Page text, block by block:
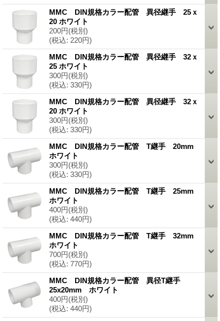
MMC DIN規格カラー配管 異径継手 25ｘ
20 ホワイト
200円(税別)
(税込: 220円)
MMC DIN規格カラー配管 異径継手 32ｘ
25 ホワイト
300円(税別)
(税込: 330円)
MMC DIN規格カラー配管 異径継手 32ｘ
20 ホワイト
300円(税別)
(税込: 330円)
MMC DIN規格カラー配管 T継手 20mm
ホワイト
300円(税別)
(税込: 330円)
MMC DIN規格カラー配管 T継手 25mm
ホワイト
400円(税別)
(税込: 440円)
MMC DIN規格カラー配管 T継手 32mm
ホワイト
700円(税別)
(税込: 770円)
MMC DIN規格カラー配管 異径T継手
25x20mm ホワイト
400円(税別)
(税込: 440円)